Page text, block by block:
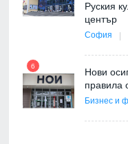
Руския
център
София
6
Нови
правила
Бизнес и